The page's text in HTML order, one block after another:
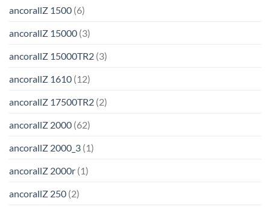
ancorallZ 1500 (6)
ancorallZ 15000 (3)
ancorallZ 15000TR2 (3)
ancorallZ 1610 (12)
ancorallZ 17500TR2 (2)
ancorallZ 2000 (62)
ancorallZ 2000_3 (1)
ancorallZ 2000r (1)
ancorallZ 250 (2)